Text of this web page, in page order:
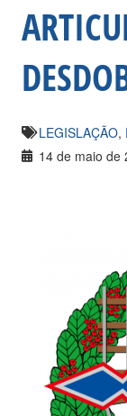
LEGISLAÇÃO,
14 de maio de